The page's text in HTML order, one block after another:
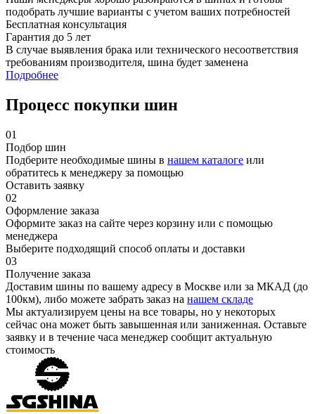
подобрать лучшие варианты с учетом ваших потребностей
Бесплатная консультация
Гарантия до 5 лет
В случае выявления брака или технического несоответствия
требованиям производителя, шина будет заменена
Подробнее
Процесс покупки шин
01
Подбор шин
Подберите необходимые шины в нашем каталоге или
обратитесь к менеджеру за помощью
Оставить заявку
02
Оформление заказа
Оформите заказ на сайте через корзину или с помощью
менеджера
Выберите подходящий способ оплаты и доставки
03
Получение заказа
Доставим шины по вашему адресу в Москве или за МКАД (до
100км), либо можете забрать заказ на нашем складе
Мы актуализируем цены на все товары, но у некоторых
сейчас она может быть завышенная или заниженная. Оставьте
заявку и в течение часа менеджер сообщит актуальную
стоимость